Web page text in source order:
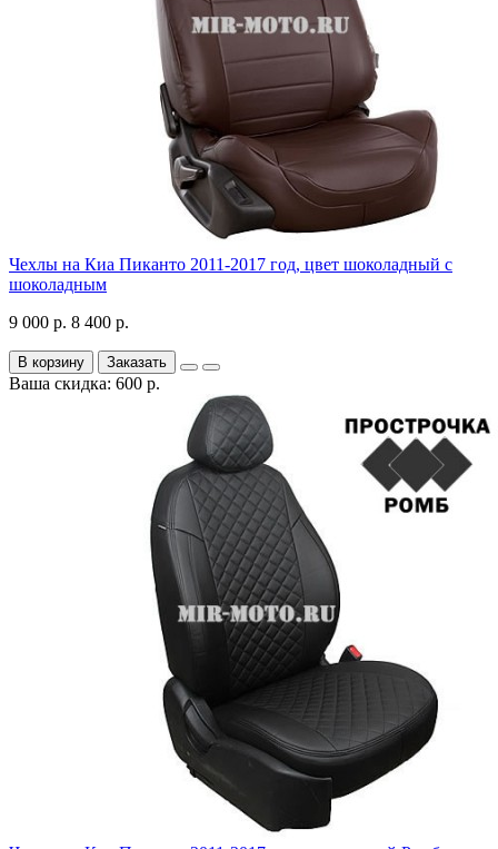
Чехлы на Киа Пиканто 2011-2017 год, цвет шоколадный с
шоколадным
9 000 р. 8 400 р.
В корзину Заказать
Ваша скидка: 600 р.